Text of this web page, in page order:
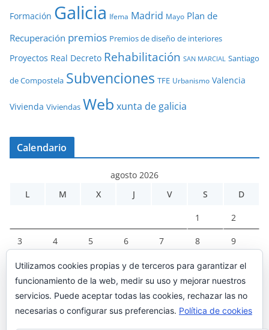
Formación Galicia Ifema Madrid Mayo Plan de
Recuperación premios Premios de diseño de interiores
Proyectos Real Decreto Rehabilitación SAN MARCIAL Santiago
de Compostela Subvenciones TFE Urbanismo Valencia
Vivienda Viviendas Web xunta de galicia
Calendario
agosto 2026
L
M X J V S D
1 2
3 4 5 6 7 8 9
10 11 12 13 14 15 16
18 19 20 21 22
24 25 26 27 28 29 30
Utilizamos cookies propias y de terceros para garantizar el
funcionamiento de la web, medir su uso y mejorar nuestros
servicios. Puede aceptar todas las cookies, rechazar las no
necesarias o configurar sus preferencias. Política de cookies